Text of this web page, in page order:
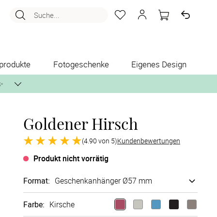
Suche...
Fotogeschenke Eigenes Design
per Post zusenden.
Goldener Hirsch
(4.90 von 5)Kundenbewertungen
Produkt nicht vorrätig
Format: Geschenk­anhänger Ø57 mm
Farbe: Kirsche